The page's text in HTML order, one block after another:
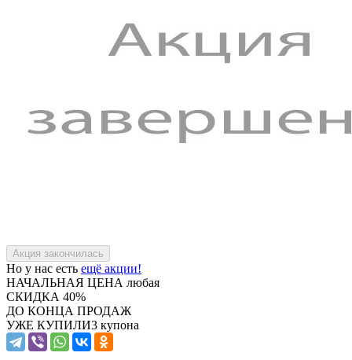
Но у нас есть ещё акции!
НАЧАЛЬНАЯ ЦЕНА любая
СКИДКА 40%
ДО КОНЦА ПРОДАЖ
УЖЕ КУПИЛИ3 купона